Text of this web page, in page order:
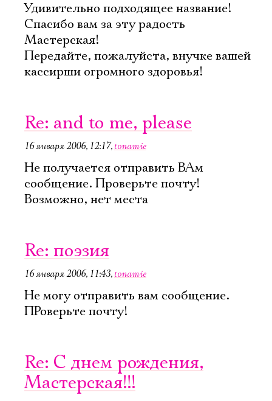
Удивительно подходящее название!
Спасибо вам за эту радость
Мастерская!
Передайте, пожалуйста, внучке вашей
кассирши огромного здоровья!
Re: and to me, please
16 января 2006, 12:17, tonamie
Не получается отправить ВАм
сообщение. Проверьте почту!
Возможно, нет места
Re: поэзия
16 января 2006, 11:43, tonamie
Не могу отправить вам сообщение.
ПРоверьте почту!
Re: С днем рождения,
Мастерская!!!